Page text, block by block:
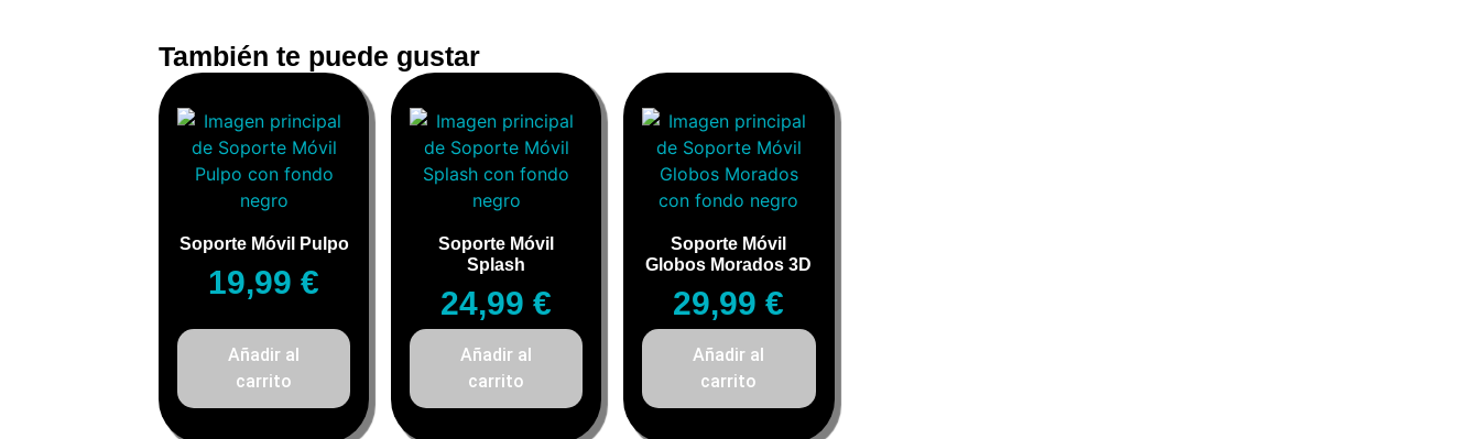
También te puede gustar
Soporte Móvil Pulpo
19,99€
Añadir al
carrito
Soporte Móvil
Splash
24,99€
Añadir al
carrito
Soporte Móvil
Globos Morados 3D
29,99€
Añadir al
carrito